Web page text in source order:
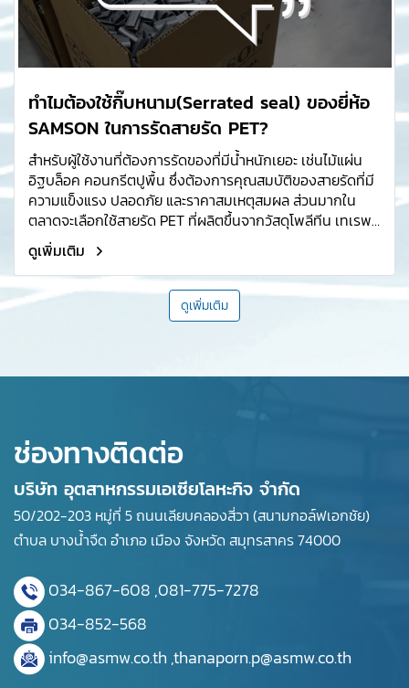
ทำไมต้องใช้กิ๊บหนาม(Serrated seal) ของยี่ห้อ
SAMSON ในการรัดสายรัด PET?
สำหรับผู้ใช้งานที่ต้องการรัดของที่มีน้ำหนักเยอะ เช่นไม้แผ่น
อิฐบล็อค คอนกรีตปูพื้น ซึ่งต้องการคุณสมบัติของสายรัดที่มี
ความแข็งแรง ปลอดภัย และราคาสมเหตุสมผล ส่วนมากใน
ตลาดจะเลือกใช้สายรัด PET ที่ผลิตขึ้นจากวัสดุโพลีทีน เทเรพ
ทาเลท(Polythene Terephthalate) ซึ่งสามารถรองรับน้ำ
หนักและยืดตัวได้ดีกว่าสายรัดพลาสติกPP และราคาถูกกว่าสาย
รัดเหล็กพืด
ดูเพิ่มเติม
ดูเพิ่มเติม
ช่องทางติดต่อ
บริษัท อุตสาหกรรมเอเซียโลหะกิจ จำกัด
50/202-203 หมู่ที่ 5 ถนนเลียบคลองสี่วา (สนามกอล์ฟเอกชัย)
ตำบล บางน้ำจืด อำเภอ เมือง จังหวัด สมุทรสาคร 74000
034-867-608 ,081-775-7278
034-852-568
info@asmw.co.th ,thanaporn.p@asmw.co.th